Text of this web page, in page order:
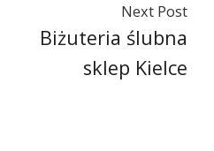
Next Post
Biżuteria ślubna
sklep Kielce